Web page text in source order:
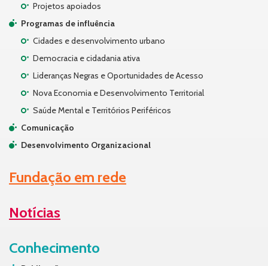
Projetos apoiados
Programas de influência
Cidades e desenvolvimento urbano
Democracia e cidadania ativa
Lideranças Negras e Oportunidades de Acesso
Nova Economia e Desenvolvimento Territorial
Saúde Mental e Territórios Periféricos
Comunicação
Desenvolvimento Organizacional
Fundação em rede
Notícias
Conhecimento